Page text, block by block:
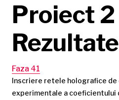
Proiect 2
Rezultate
Faza 41
Inscriere retele holografice
experimentale a coeficientului